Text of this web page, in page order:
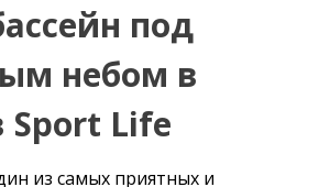
под
небом в
Sport Life
из самых приятных и